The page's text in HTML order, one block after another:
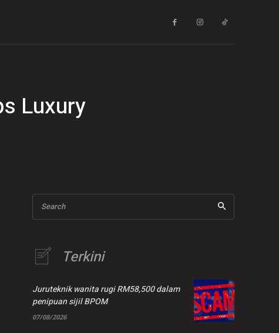
Luxury
Search
Terkini
Juruteknik wanita rugi RM58,500 dalam
penipuan sijil BPOM
07/08/2026